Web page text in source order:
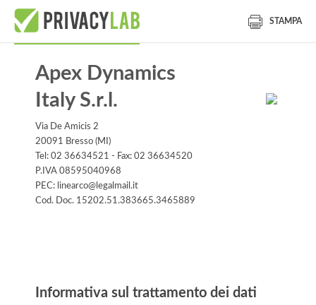
STAMPA
Apex Dynamics
Italy S.r.l.
Via De Amicis 2
20091 Bresso (MI)
Tel: 02 36634521 - Fax: 02 36634520
P.IVA 08595040968
PEC: linearco@legalmail.it
Cod. Doc. 15202.51.383665.3465889
Informativa sul trattamento dei dati